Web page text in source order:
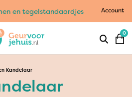
en tegelstandaardjes Account
0
Kandelaar